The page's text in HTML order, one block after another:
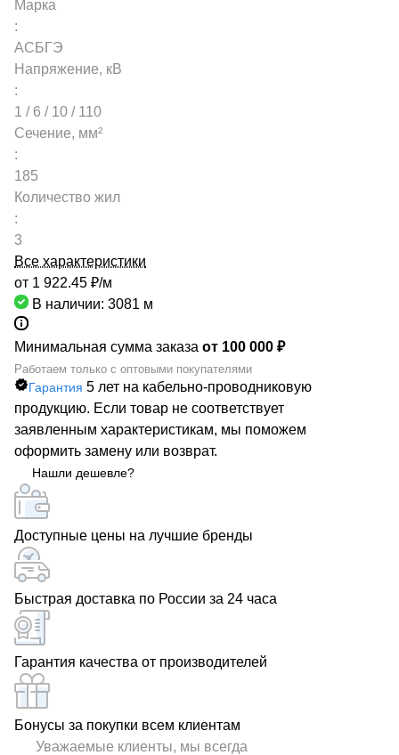
Марка
:
АСБГЭ
Напряжение, кВ
:
1 / 6 / 10 / 110
Сечение, мм²
:
185
Количество жил
:
3
Все характеристики
от 1 922.45 ₽/м
В наличии: 3081 м
Минимальная сумма заказа от 100 000 ₽
Работаем только с оптовыми покупателями
Гарантия 5 лет на кабельно-проводниковую
продукцию. Если товар не соответствует
заявленным характеристикам, мы поможем
оформить замену или возврат.
Нашли дешевле?
Доступные цены на лучшие бренды
Быстрая доставка по России за 24 часа
Гарантия качества от производителей
Бонусы за покупки всем клиентам
Уважаемые клиенты, мы всегда